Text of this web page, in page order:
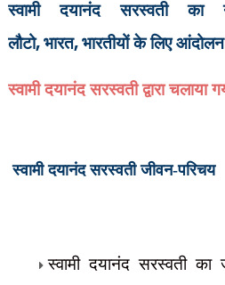
स्वामी दयानंद सरस्वती
लौटो,भारत,भारतीयों के लिए आंदोलन
स्वामी दयानंद सरस्वती द्वारा
स्वामी दयानंद सरस्वती जीवन-परिचय
स्वामी दयानंद सरस्वती का